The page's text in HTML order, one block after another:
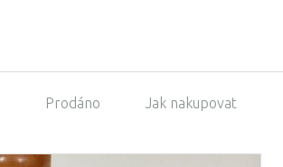
Prodáno Jak nakupovat